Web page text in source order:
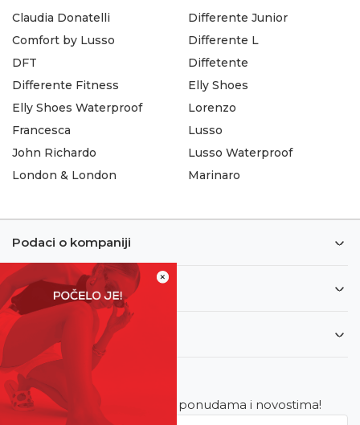
×
Claudia Donatelli
Comfort by Lusso
DFT
Differente Fitness
Differente Junior
Differente L
Diffetente
Elly Shoes
Elly Shoes Waterproof
Francesca
John Richardo
London & London
Lorenzo
Lusso
Lusso Waterproof
Marinaro
Podaci o kompaniji
Informacije
Korisnički servis
Newsletter
Budite u toku sa najnovijim ponudama i novostima!